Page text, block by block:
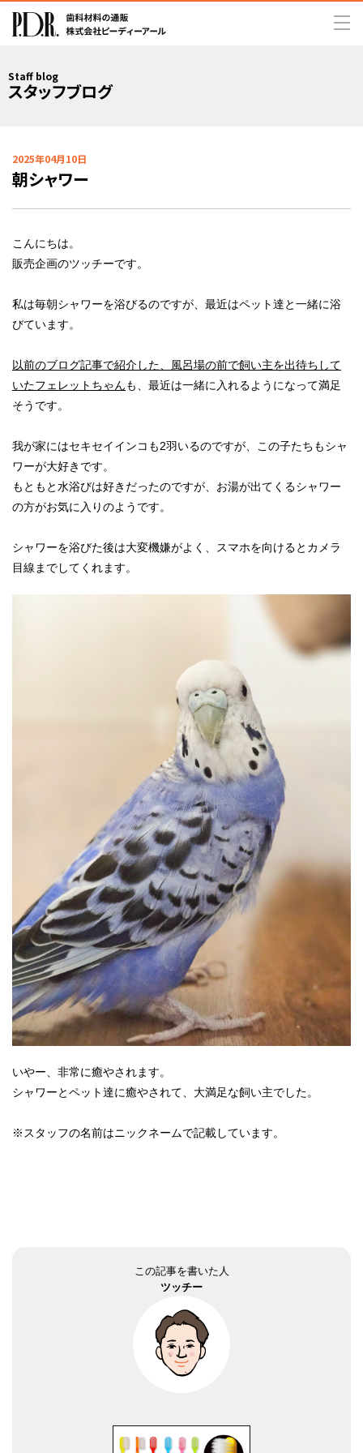
Staff blog
スタッフブログ
2025年04月10日
朝シャワー
こんにちは。
販売企画のツッチーです。
私は毎朝シャワーを浴びるのですが、最近はペット達と一緒に浴
びています。
以前のブログ記事で紹介した、風呂場の前で飼い主を出待ちして
いたフェレットちゃんも、最近は一緒に入れるようになって満足
そうです。
我が家にはセキセイインコも2羽いるのですが、この子たちもシャ
ワーが大好きです。
もともと水浴びは好きだったのですが、お湯が出てくるシャワー
の方がお気に入りのようです。
シャワーを浴びた後は大変機嫌がよく、スマホを向けるとカメラ
目線までしてくれます。
いやー、非常に癒やされます。
シャワーとペット達に癒やされて、大満足な飼い主でした。
※スタッフの名前はニックネームで記載しています。
この記事を書いた人
ツッチー